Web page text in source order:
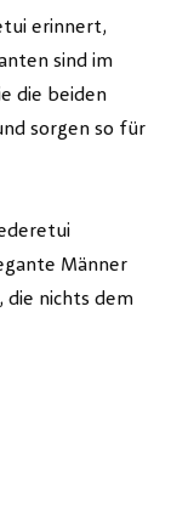
erinnert,
sind im
die beiden
sorgen so für
Männer
die nichts dem